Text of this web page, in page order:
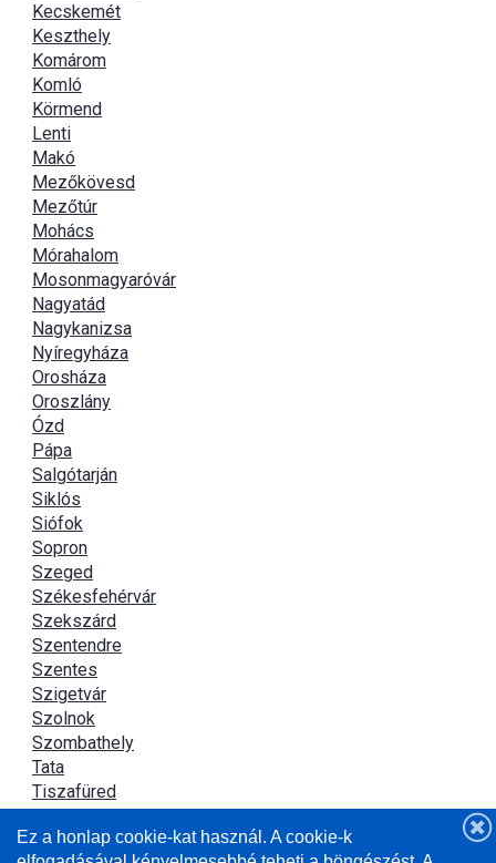
Kecskemét
Keszthely
Komárom
Komló
Körmend
Lenti
Makó
Mezőkövesd
Mezőtúr
Mohács
Mórahalom
Mosonmagyaróvár
Nagyatád
Nagykanizsa
Nyíregyháza
Orosháza
Oroszlány
Ózd
Pápa
Salgótarján
Siklós
Siófok
Sopron
Szeged
Székesfehérvár
Szekszárd
Szentendre
Szentes
Szigetvár
Szolnok
Szombathely
Tata
Tiszafüred
Újszász
Ez a honlap cookie-kat használ. A cookie-k